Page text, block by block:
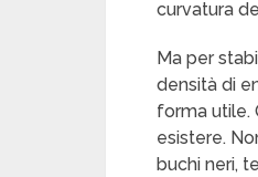
curvatura
Ma per
densità di
forma utile.
esistere.
buchi neri,